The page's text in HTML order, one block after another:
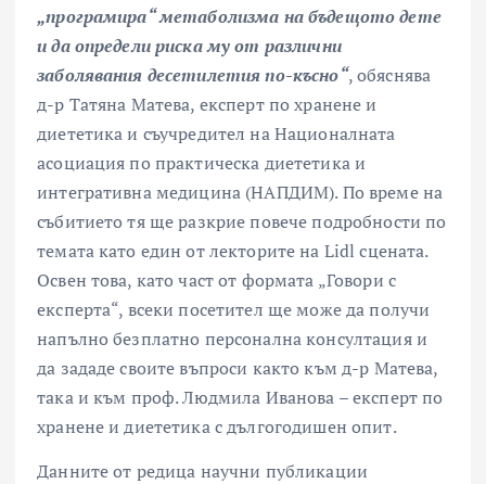
„програмира“ метаболизма на бъдещото дете
и да определи риска му от различни
заболявания десетилетия по-късно“, обяснява
д-р Татяна Матева, експерт по хранене и
диететика и съучредител на Националната
асоциация по практическа диететика и
интегративна медицина (НАПДИМ). По време на
събитието тя ще разкрие повече подробности по
темата като един от лекторите на Lidl сцената.
Освен това, като част от формата „Говори с
експерта“, всеки посетител ще може да получи
напълно безплатно персонална консултация и
да зададе своите въпроси както към д-р Матева,
така и към проф. Людмила Иванова – експерт по
хранене и диететика с дългогодишен опит.
Данните от редица научни публикации